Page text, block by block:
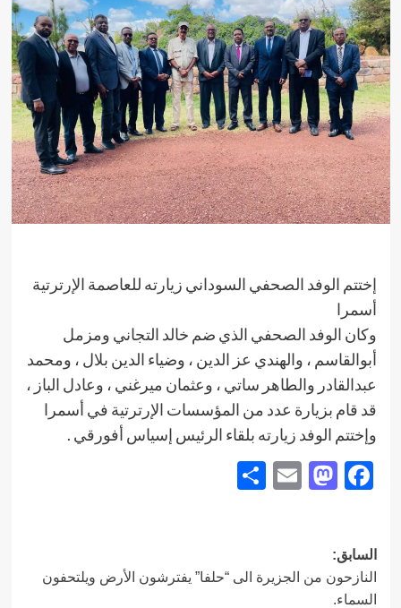
إختتم الوفد الصحفي السوداني زيارته للعاصمة الإرترتية
أسمرا
وكان الوفد الصحفي الذي ضم خالد التجاني ومزمل
أبوالقاسم ، والهندي عز الدين ، وضياء الدين بلال ، ومحمد
عبدالقادر والطاهر ساتي ، وعثمان ميرغني ، وعادل الباز ،
قد قام بزيارة عدد من المؤسسات الإرترتية في أسمرا
وإختتم الوفد زيارته بلقاء الرئيس إسياس أفورقي .
Facebook
Mastodon
Email
تصفّح
المقالات
السابق:
النازحون من الجزيرة الى “حلفا” يفترشون الأرض ويلتحفون
السماء.